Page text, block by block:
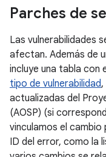
Parches de
Las vulnerabilidades
afectan. Además de
incluye una tabla con
tipo de vulnerabilidad,
actualizadas del
(AOSP) (si
vinculamos el
ID del error, como la